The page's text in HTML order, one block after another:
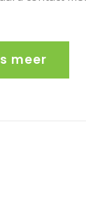
meer